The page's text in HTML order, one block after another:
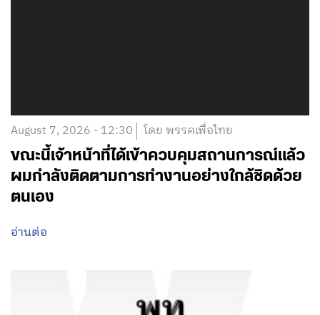
August 7, 2026 - 12:30 โดย พรรคเพื่อไทย
ขณะนี้เจ้าหน้าที่ได้เข้าควบคุมสถานการณ์แล้ว
ผมกำลังติดตามการทำงานอย่างใกล้ชิดด้วย
ตนเอง
อ่านต่อ